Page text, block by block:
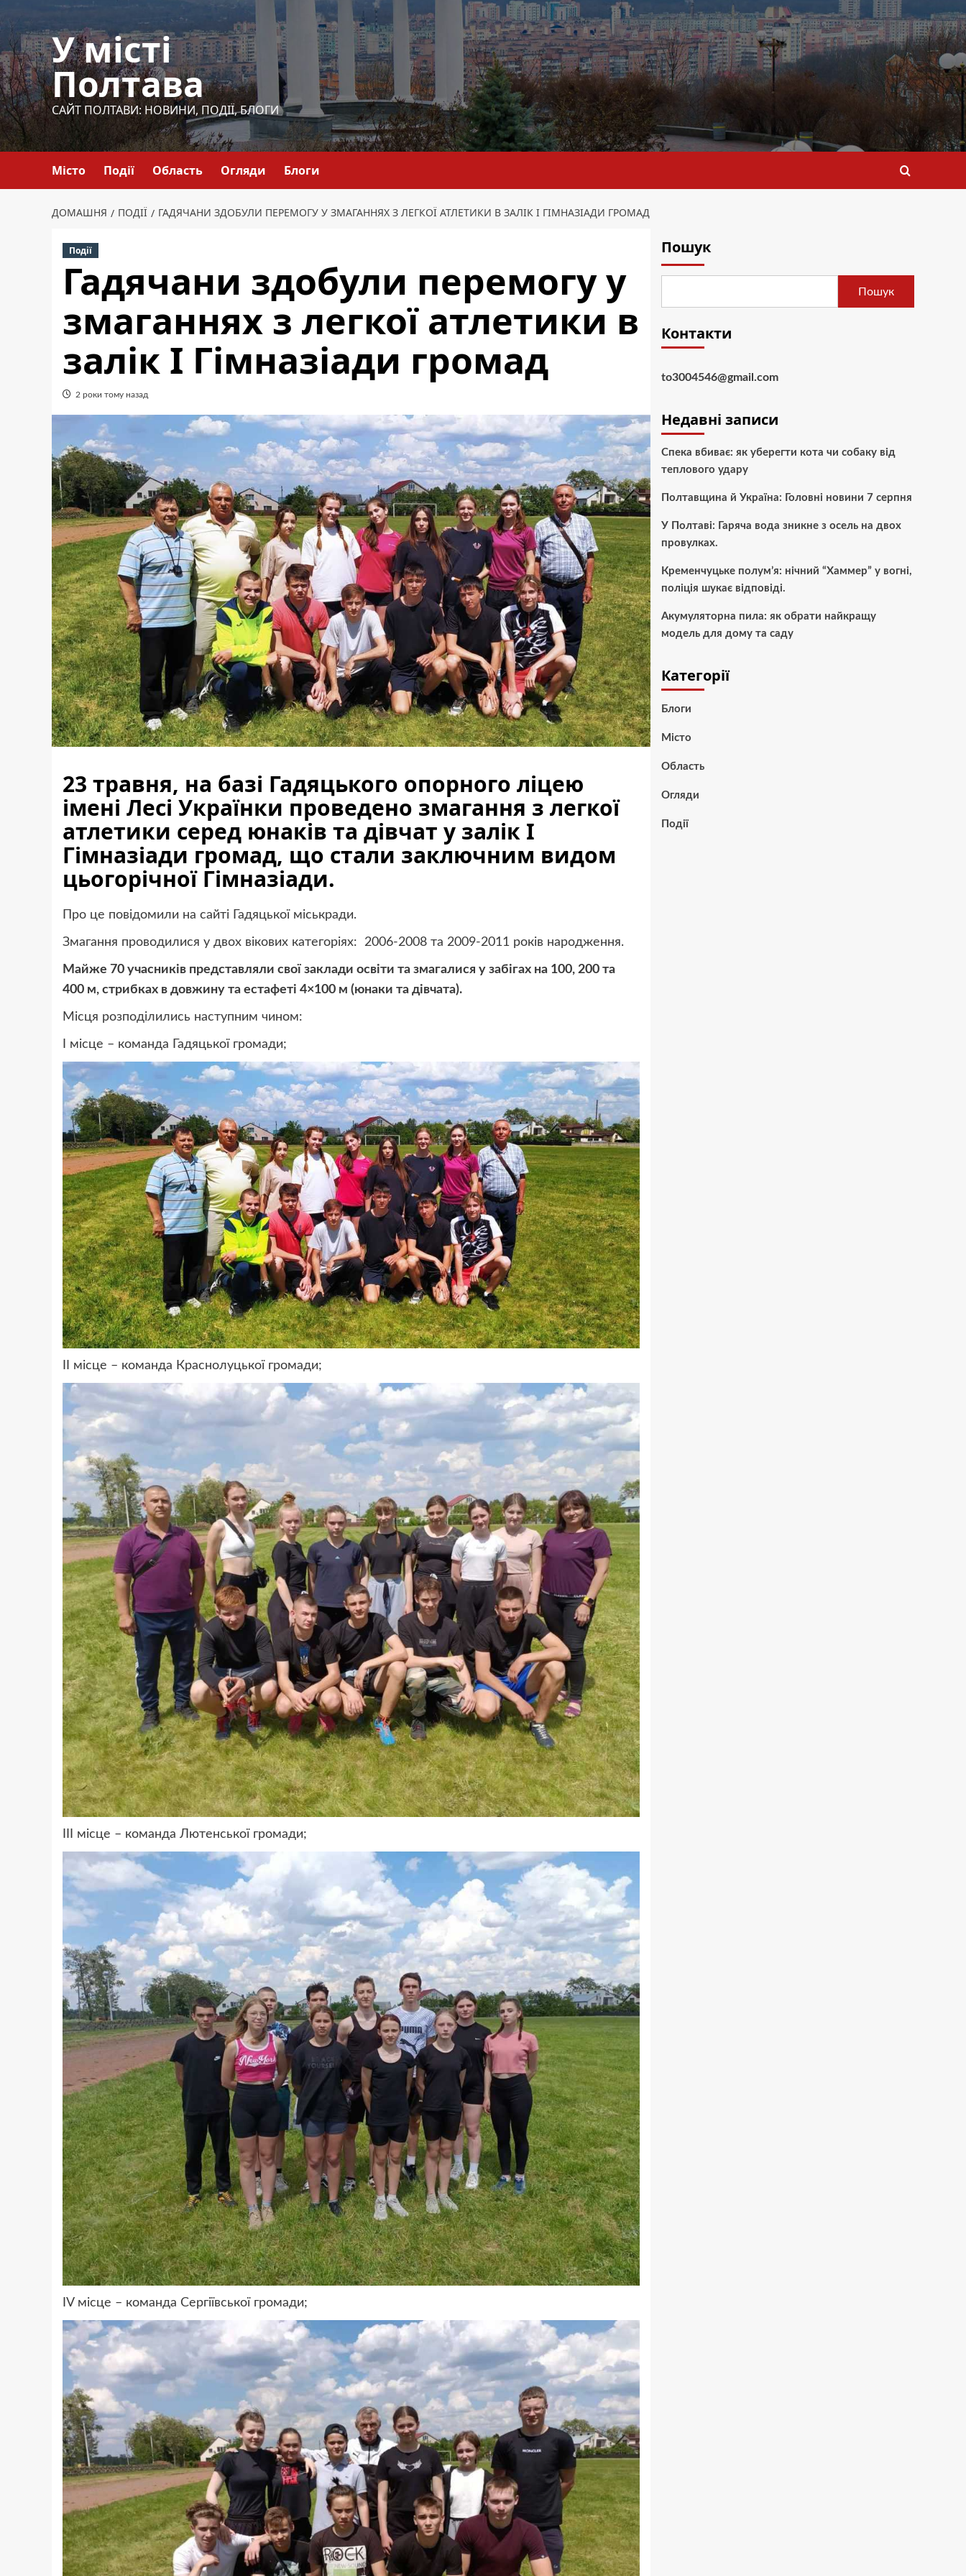
до
вмісту
У місті
Полтава
САЙТ ПОЛТАВИ: НОВИНИ, ПОДІЇ, БЛОГИ
Місто Події Область Огляди Блоги
ДОМАШНЯ ПОДІЇ ГАДЯЧАНИ ЗДОБУЛИ ПЕРЕМОГУ У ЗМАГАННЯХ З ЛЕГКОЇ АТЛЕТИКИ В ЗАЛІК І ГІМНАЗІАДИ ГРОМАД
Події
Гадячани здобули перемогу у
змаганнях з легкої атлетики в
залік І Гімназіади громад
2 роки тому назад
23 травня, на базі Гадяцького опорного ліцею
імені Лесі Українки проведено змагання з легкої
атлетики серед юнаків та дівчат у залік І
Гімназіади громад, що стали заключним видом
цьогорічної Гімназіади.
Про це повідомили на сайті Гадяцької міськради.
Змагання проводилися у двох вікових категоріях: 2006-2008 та 2009-2011 років народження.
Майже 70 учасників представляли свої заклади освіти та змагалися у забігах на 100, 200 та
400 м, стрибках в довжину та естафеті 4×100 м (юнаки та дівчата).
Місця розподілились наступним чином:
І місце – команда Гадяцької громади;
ІІ місце – команда Краснолуцької громади;
ІІІ місце – команда Лютенської громади;
ІV місце – команда Сергіївської громади;
Пошук
Пошук
Контакти
to3004546@gmail.com
Недавні записи
Спека вбиває: як уберегти кота чи собаку від
теплового удару
Полтавщина й Україна: Головні новини 7 серпня
У Полтаві: Гаряча вода зникне з осель на двох
провулках.
Кременчуцьке полум’я: нічний “Хаммер” у вогні,
поліція шукає відповіді.
Акумуляторна пила: як обрати найкращу
модель для дому та саду
Категорії
Блоги
Місто
Область
Огляди
Події